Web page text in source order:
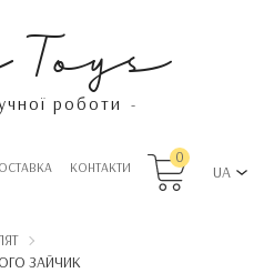
роботи -
КОНТАКТИ
0
UA
ЗАЙЧИК